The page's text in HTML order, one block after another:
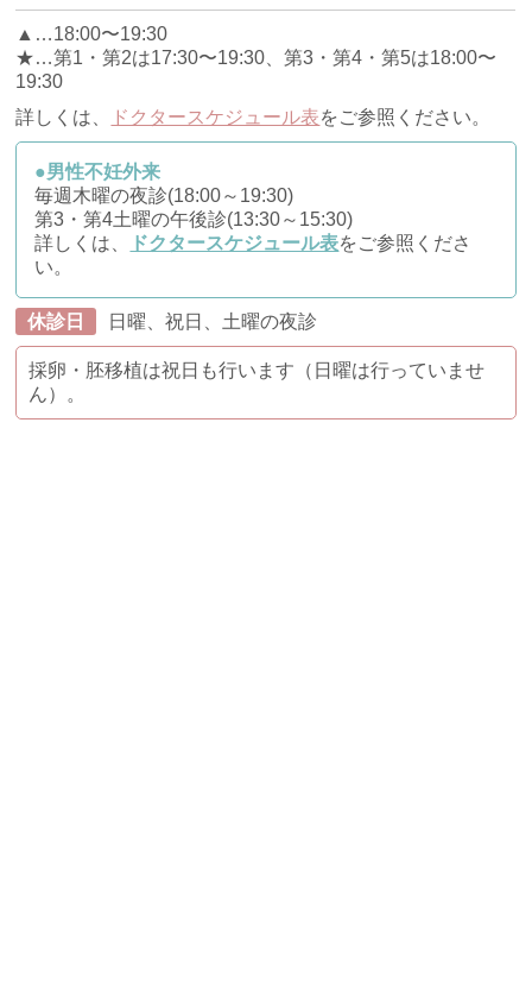
▲…18:00〜19:30
★…第1・第2は17:30〜19:30、第3・第4・第5は18:00〜
19:30
詳しくは、
ドクタースケジュール表をご参照ください。
●男性不妊外来
毎週木曜の夜診(18:00～19:30)
第3・第4土曜の午後診(13:30～15:30)
詳しくは、
ドクタースケジュール表をご参照くださ
い。
休診日 日曜、祝日、土曜の夜診
採卵・胚移植は祝日も行います（日曜は行っていませ
ん）。